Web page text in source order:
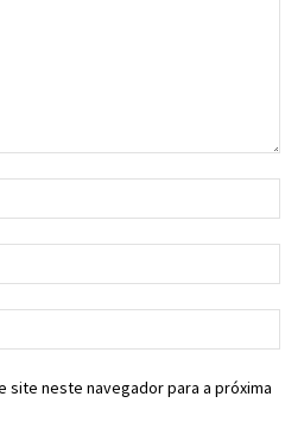
site neste navegador para a próxima